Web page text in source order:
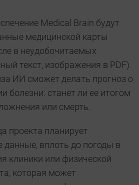
Medical Brain будут
медицинской карты
в неудобочитаемых
текст, изображения в PDF).
ИИ сможет делать прогноз о
болезни: станет ли ее итогом
или смерть.
проекта планирует
данные, вплоть до погоды в
клиники или физической
которая может